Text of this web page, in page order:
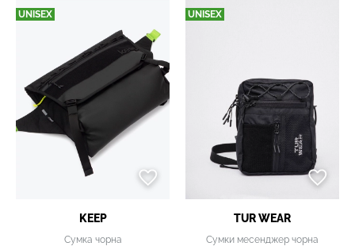
UNISEX
KEEP
Сумка чорна
UNISEX
TUR WEAR
Сумки месенджер чорна